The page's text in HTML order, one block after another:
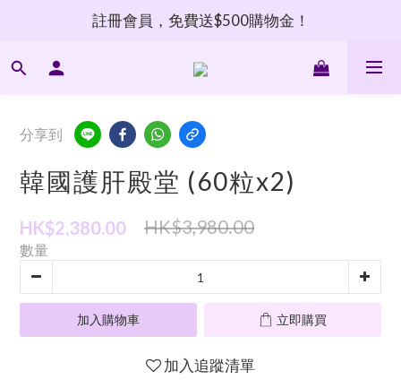
註冊會員，免費送$500購物金！
分享到
韓國護肝殿堂 (60粒x2)
HK$2,380.00 HK$3,980.00
數量
加入購物車 立即購買
加入追蹤清單